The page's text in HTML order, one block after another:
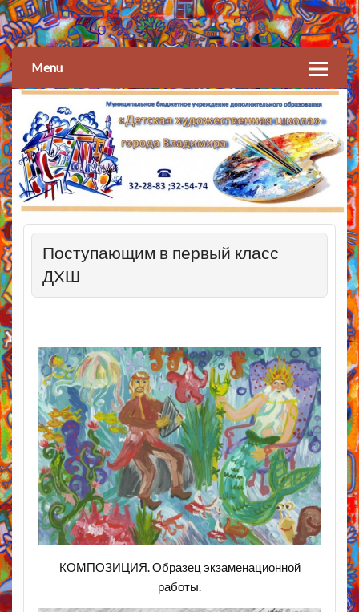
Детская художественная
школа
Menu
Поступающим в первый класс
ДХШ
КОМПОЗИЦИЯ. Образец экзаменационной
работы.